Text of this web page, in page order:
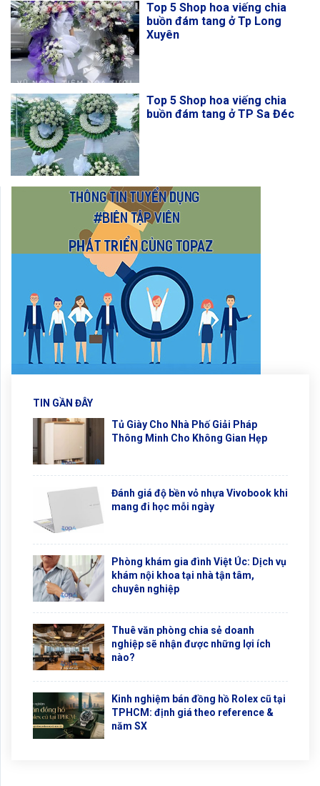
Top 5 Shop hoa viếng chia
buồn đám tang ở Tp Long
Xuyên
Top 5 Shop hoa viếng chia
buồn đám tang ở TP Sa Đéc
TIN GẦN ĐÂY
Tủ Giày Cho Nhà Phố Giải Pháp
Thông Minh Cho Không Gian Hẹp
Đánh giá độ bền vỏ nhựa Vivobook khi
mang đi học mỗi ngày
Phòng khám gia đình Việt Úc: Dịch vụ
khám nội khoa tại nhà tận tâm,
chuyên nghiệp
Thuê văn phòng chia sẻ doanh
nghiệp sẽ nhận được những lợi ích
nào?
Kinh nghiệm bán đồng hồ Rolex cũ tại
TPHCM: định giá theo reference &
năm SX